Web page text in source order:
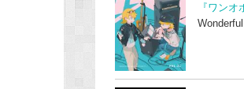
『ワンオ